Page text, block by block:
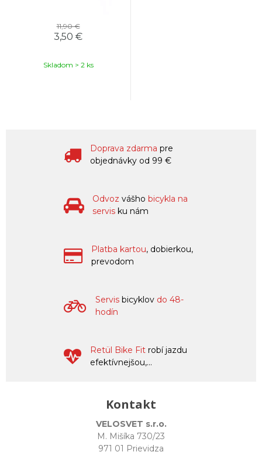
11,90 €
3,50 €
Skladom > 2 ks
Doprava zdarma pre
objednávky od 99 €
Odvoz vášho bicykla na
servis ku nám
Platba kartou, dobierkou,
prevodom
Servis bicyklov do 48-
hodín
Retül Bike Fit robí jazdu
efektívnejšou,...
Kontakt
VELOSVET s.r.o.
M. Mišíka 730/23
971 01 Prievidza